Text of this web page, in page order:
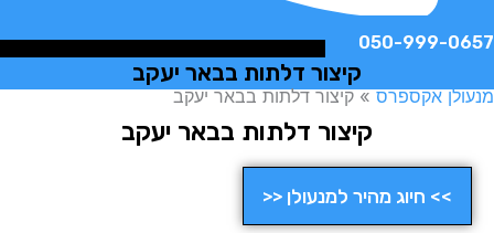
050-999-
קיצור דלתות בבאר יעקב
אקספרס»קיצור דלתות בבאר יעקב
קיצור דלתות בבאר יעקב
>> חיוג מהיר למנעולן <<